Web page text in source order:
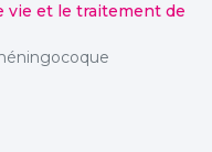
vie et le traitement de